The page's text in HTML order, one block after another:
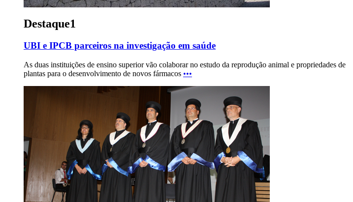
Destaque1
UBI e IPCB parceiros na investigação em saúde
As duas instituições de ensino superior vão colaborar no estudo da reprodução animal e propriedades de
plantas para o desenvolvimento de novos fármacos •••